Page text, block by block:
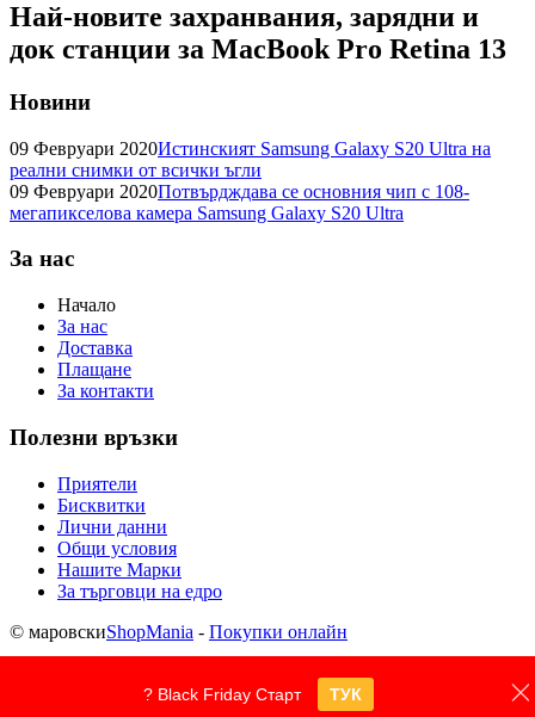
Най-новите захранвания, зарядни и
док станции за MacBook Pro Retina 13
Новини
09 Февруари 2020Истинският Samsung Galaxy S20 Ultra на
реални снимки от всички ъгли
09 Февруари 2020Потвърдждава се основния чип с 108-
мегапикселова камера Samsung Galaxy S20 Ultra
За нас
Начало
За нас
Доставка
Плащане
За контакти
Полезни връзки
Приятели
Бисквитки
Лични данни
Общи условия
Нашите Марки
За търговци на едро
© маровскиShopMania - Покупки онлайн
? Black Friday Старт ТУК